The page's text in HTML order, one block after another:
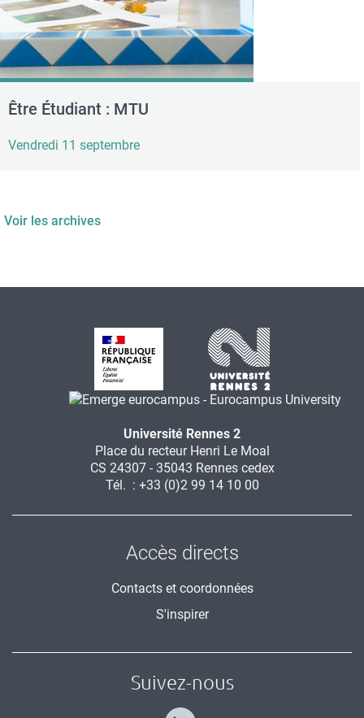
Être Étudiant : MTU
Vendredi 11 septembre
Voir les archives
Université Rennes 2
Place du recteur Henri Le Moal
CS 24307 - 35043 Rennes cedex
Tél. : +33 (0)2 99 14 10 00
Accès directs
Contacts et coordonnées
S'inspirer
Suivez-nous